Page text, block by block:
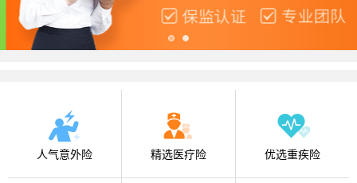
人气意外险 精选医疗险 优选重疾险